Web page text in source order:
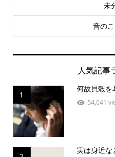
未
音の
人気記事
1
何故貝殻を
54,041
実は身近な